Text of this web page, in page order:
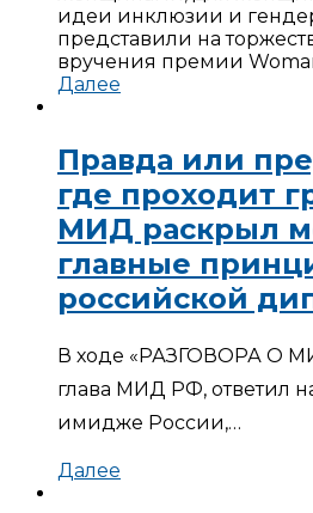
идеи инклюзии и
представили на
вручения премии
Далее
Правда или
где проходит
МИД раскрыл
главные
российской
В ходе «РАЗГОВОРА О
глава МИД РФ, ответил
имидже России,…
Далее